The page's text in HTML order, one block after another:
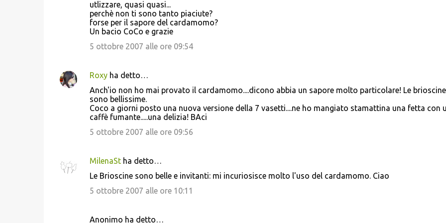
utlizzare, quasi quasi...
perchè non ti sono tanto piaciute?
forse per il sapore del cardamomo?
Un bacio CoCo e grazie
5 ottobre 2007 alle ore 09:54
Roxyha detto…
Anch'io non ho mai provato il cardamomo....dicono abbia un sapore molto particolare! Le brioscine
sono bellissime.
Coco a giorni posto una nuova versione della 7 vasetti....ne ho mangiato stamattina una fetta con
caffè fumante.....una delizia! BAci
5 ottobre 2007 alle ore 09:56
MilenaStha detto…
Le Brioscine sono belle e invitanti: mi incuriosisce molto l'uso del cardamomo. Ciao
5 ottobre 2007 alle ore 10:11
Anonimo ha detto…